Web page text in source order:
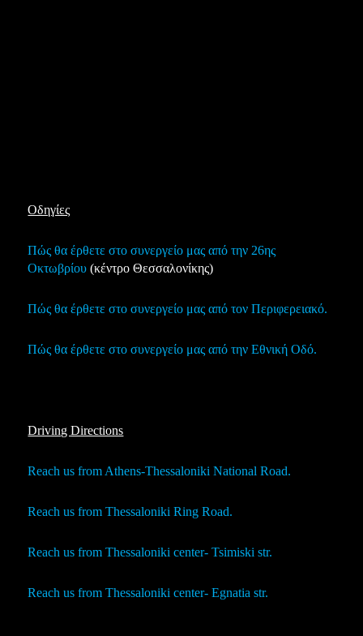
Οδηγίες
Πώς θα έρθετε στο συνεργείο μας από την 26ης
Οκτωβρίου (κέντρο Θεσσαλονίκης)
Πώς θα έρθετε στο συνεργείο μας από τον Περιφερειακό.
Πώς θα έρθετε στο συνεργείο μας από την Εθνική Οδό.
Driving Directions
Reach us from Athens-Thessaloniki National Road.
Reach us from Thessaloniki Ring Road.
Reach us from Thessaloniki center- Tsimiski str.
Reach us from Thessaloniki center- Egnatia str.